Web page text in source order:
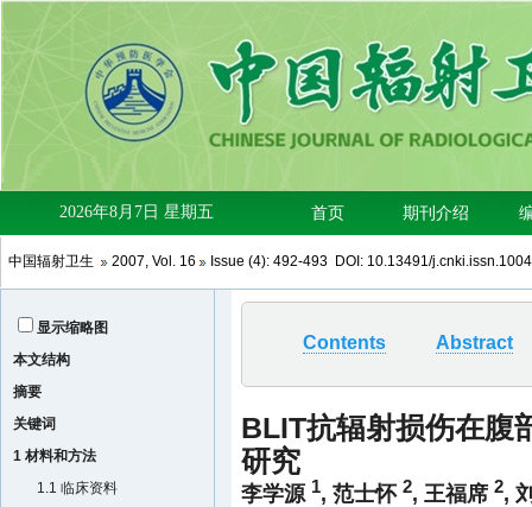
中国辐射卫生 2007, Vol. 16 Issue (4): 492-493 DOI: 10.13491/
显示缩略图
本文结构
摘要
关键词
1 材料和方法
1.1 临床资料
Contents Abstract
BLIT抗辐射损伤在腹
研究
李学源 1, 范士怀 2, 王福席 2,